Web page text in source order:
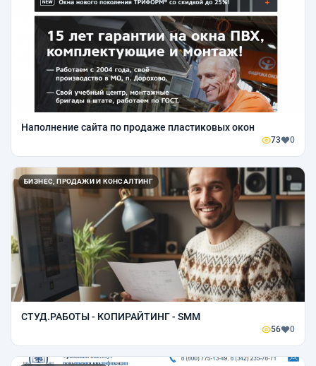
Наполнение сайта по продаже пластиковых окон
73 0
БИЗНЕС, ПРОДАЖИ И КОНСАЛТИНГ
СТУД.РАБОТЫ - КОПИРАЙТИНГ - SMM
56 0